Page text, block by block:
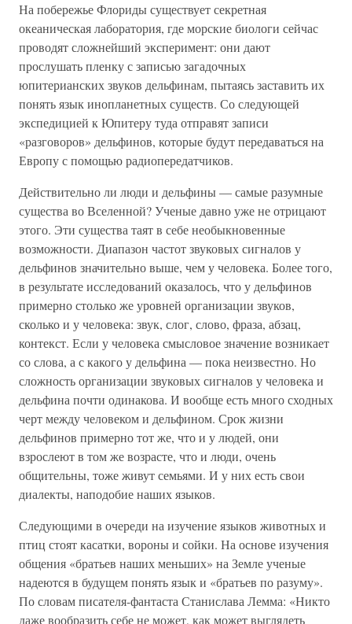
На побережье Флориды существует секретная
океаническая лаборатория, где морские биологи сейчас
проводят сложнейший эксперимент: они дают
прослушать пленку с записью загадочных
юпитерианских звуков дельфинам, пытаясь заставить их
понять язык инопланетных существ. Со следующей
экспедицией к Юпитеру туда отправят записи
«разговоров» дельфинов, которые будут передаваться на
Европу с помощью радиопередатчиков.
Действительно ли люди и дельфины — самые разумные
существа во Вселенной? Ученые давно уже не отрицают
этого. Эти существа таят в себе необыкновенные
возможности. Диапазон частот звуковых сигналов у
дельфинов значительно выше, чем у человека. Более того,
в результате исследований оказалось, что у дельфинов
примерно столько же уровней организации звуков,
сколько и у человека: звук, слог, слово, фраза, абзац,
контекст. Если у человека смысловое значение возникает
со слова, а с какого у дельфина — пока неизвестно. Но
сложность организации звуковых сигналов у человека и
дельфина почти одинакова. И вообще есть много сходных
черт между человеком и дельфином. Срок жизни
дельфинов примерно тот же, что и у людей, они
взрослеют в том же возрасте, что и люди, очень
общительны, тоже живут семьями. И у них есть свои
диалекты, наподобие наших языков.
Следующими в очереди на изучение языков животных и
птиц стоят касатки, вороны и сойки. На основе изучения
общения «братьев наших меньших» на Земле ученые
надеются в будущем понять язык и «братьев по разуму».
По словам писателя-фантаста Станислава Лемма: «Никто
даже вообразить себе не может, как может выглядеть